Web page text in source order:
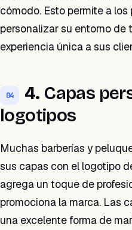
cómodo. Esto permite a
personalizar su entorno de
experiencia única a sus
04 4. Capas
logotipos
Muchas barberías y
sus capas con el logotipo
agrega un toque de
promociona la marca. Las
una excelente forma de